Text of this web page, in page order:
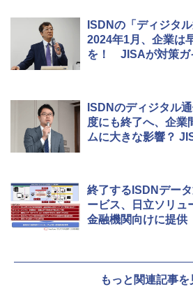
ISDNの「ディジタ
2024年1月、企業は
を！ JISAが対策ガ
ISDNのディジタル
度にも終了へ、企業
ムに大きな影響？
終了するISDNデー
ービス、日立ソリュ
金融機関向けに提供
もっと関連記事を